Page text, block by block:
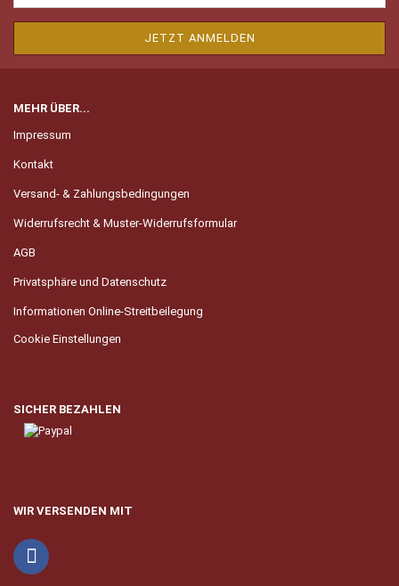
MEHR ÜBER...
Impressum
Kontakt
Versand- & Zahlungsbedingungen
Widerrufsrecht & Muster-Widerrufsformular
AGB
Privatsphäre und Datenschutz
Informationen Online-Streitbeilegung
Cookie Einstellungen
SICHER BEZAHLEN
WIR VERSENDEN MIT